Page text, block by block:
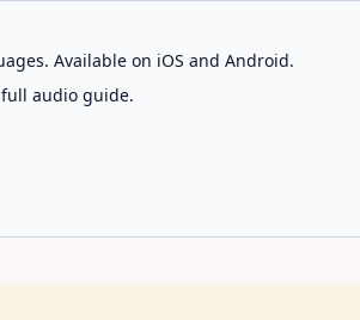
Available on iOS and Android.
audio guide.